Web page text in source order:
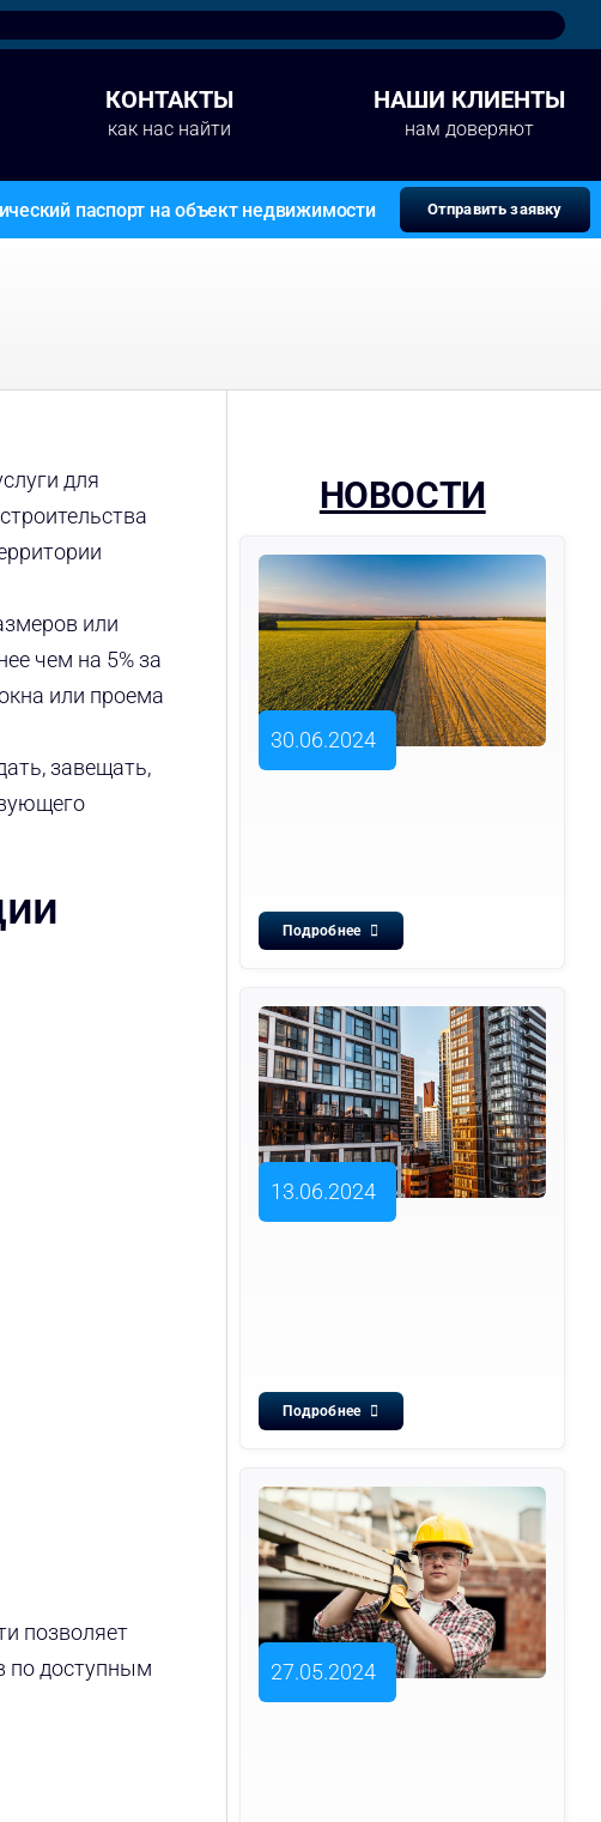
КОНТАКТЫ
как нас найти
НАШИ КЛИЕНТЫ
нам доверяют
паспорт на объект недвижимости Отправить заявку
для
или
чем на 5% за
или проема
завещать,
позволяет
по доступным
НОВОСТИ
30.06.2024
Подробнее
13.06.2024
Подробнее
27.05.2024